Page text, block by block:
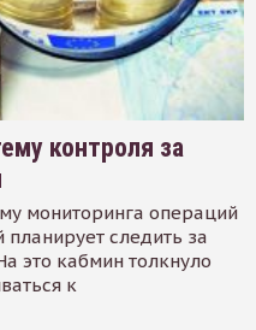
контроля за
мониторинга операций
следить за
это кабмин толкнуло
к